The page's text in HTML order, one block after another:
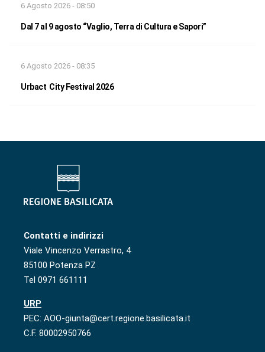
6 Agosto 2026 - 08:50
Dal 7 al 9 agosto “Vaglio, Terra di Cultura e Sapori”
6 Agosto 2026 - 08:35
Urbact City Festival 2026
Contatti e indirizzi
Viale Vincenzo Verrastro, 4
85100 Potenza PZ
Tel 0971 661111
URP
PEC: AOO-giunta@cert.regione.basilicata.it
C.F. 80002950766